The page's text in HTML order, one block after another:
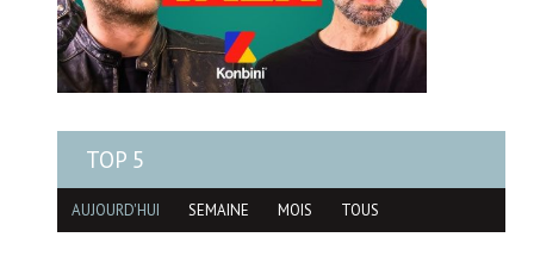
TOP 5
AUJOURD'HUI SEMAINE MOIS TOUS